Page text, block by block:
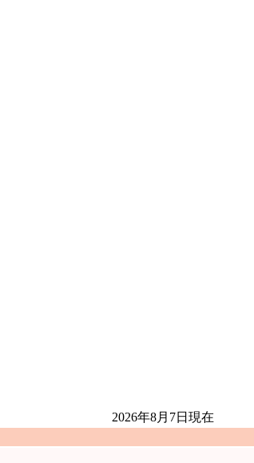
2026年8月7日 現在